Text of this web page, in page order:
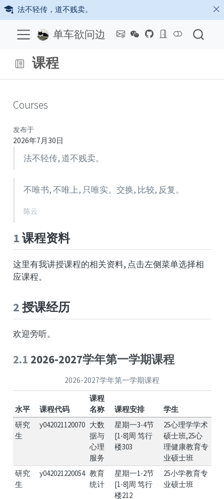
法不轻传，道不贱卖。
单车欲问边
课程
Courses
发布于
2026年7月30日
法不轻传, 道不贱卖。
不唯书, 不唯上, 只唯实。交换, 比较, 反复。
陈云
1课程资料
这里有我讲授课程的相关资料, 点击左侧菜单选择相
应课程。
2授课经历
欢迎旁听。
2.1 2026-2027学年第一学期课程
2026-2027学年第一学期课程
水平 课程代码
课程
名称
课程安排
学生
研究
生
y042021120070 大数
据与
心理
服务
星期一3-4节
[1-8]周 笃行
楼303
25心理学学术
硕士班,25心
理健康教育专
业硕士班
研究
生
y042021220054 教育
统计
星期一1-2节
[1-8]周 笃行
楼212
25小学教育专
业硕士班